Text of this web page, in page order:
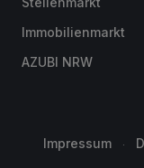
Immobilienmarkt
AZUBI NRW
Impressum